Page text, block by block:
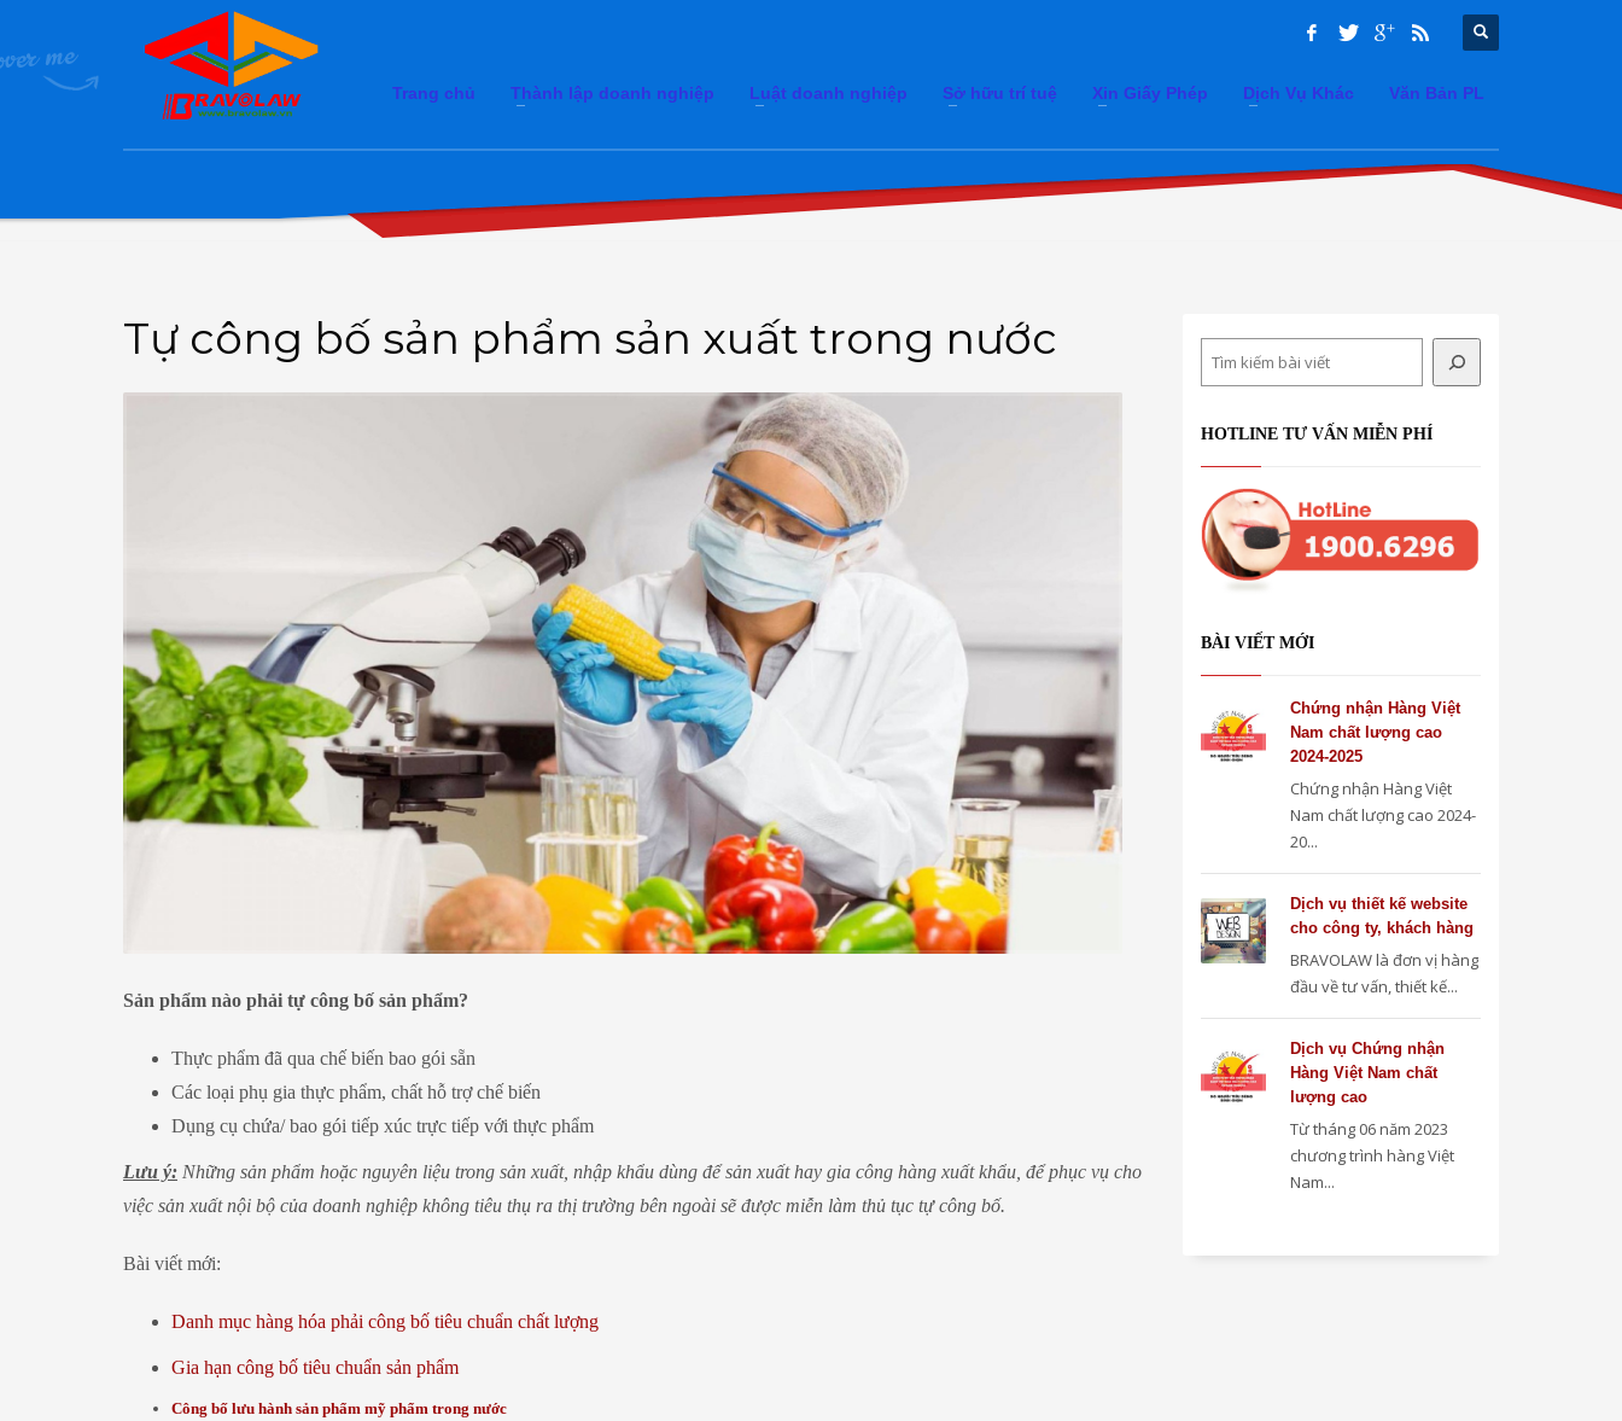
Trang chủ Thành lập doanh nghiệp Luật doanh nghiệp Sở hữu trí tuệ Xin Giấy Phép Dịch Vụ Khác Văn Bản PL
Tự công bố sản phẩm sản xuất trong nước
Sản phẩm nào phải tự công bố sản phẩm?
Thực phẩm đã qua chế biến bao gói sẵn
Các loại phụ gia thực phẩm, chất hỗ trợ chế biến
Dụng cụ chứa/ bao gói tiếp xúc trực tiếp với thực phẩm
Lưu ý: Những sản phẩm hoặc nguyên liệu trong sản xuất, nhập khẩu dùng để sản xuất hay gia công hàng xuất khẩu, để phục vụ cho
việc sản xuất nội bộ của doanh nghiệp không tiêu thụ ra thị trường bên ngoài sẽ được miễn làm thủ tục tự công bố.
Bài viết mới:
Danh mục hàng hóa phải công bố tiêu chuẩn chất lượng
Gia hạn công bố tiêu chuẩn sản phẩm
Công bố lưu hành sản phẩm mỹ phẩm trong nước
HOTLINE TƯ VẤN MIỄN PHÍ
BÀI VIẾT MỚI
Chứng nhận Hàng Việt
Nam chất lượng cao
2024-2025
Chứng nhận Hàng Việt
Nam chất lượng cao 2024-
20...
Dịch vụ thiết kế website
cho công ty, khách hàng
BRAVOLAW là đơn vị hàng
đầu về tư vấn, thiết kế...
Dịch vụ Chứng nhận
Hàng Việt Nam chất
lượng cao
Từ tháng 06 năm 2023
chương trình hàng Việt
Nam...